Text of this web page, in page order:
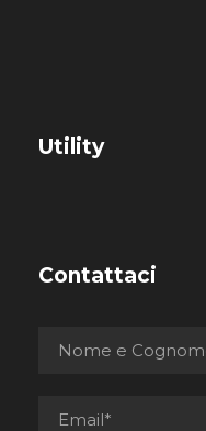
Utility
Contattaci